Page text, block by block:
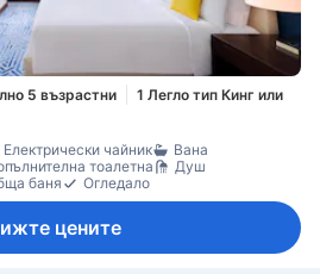
5 възрастни
1 Легло тип Кинг или
Електрически чайник
Вана
тоалетна
Душ
баня Огледало
цените